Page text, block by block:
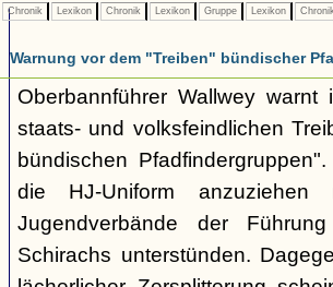
Chronik Lexikon Chronik Lexikon Gruppe Lexikon
Warnung vor dem "Treiben" bündischer
Oberbannführer Wallwey
staats- und volksfeindlichen
bündischen
die HJ-Uniform
Jugendverbände der
Schirachs unterstünden.